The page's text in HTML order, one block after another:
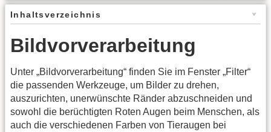
Inhaltsverzeichnis
Bildvorverarbeitung
Unter „Bildvorverarbeitung“ finden Sie im Fenster „Filter“
die passenden Werkzeuge, um Bilder zu drehen,
auszurichten, unerwünschte Ränder abzuschneiden und
sowohl die berüchtigten Roten Augen beim Menschen, als
auch die verschiedenen Farben von Tieraugen bei